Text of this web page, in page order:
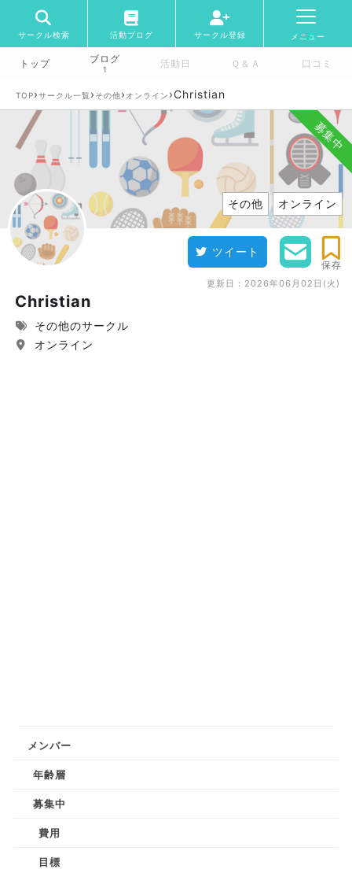
サークル検索 活動ブログ サークル登録 メニュー
トップ ブログ
1 活動日 Ｑ＆Ａ 口コミ
TOP›サークル一覧 › その他› オンライン ›Christian
募集中
その他 オンライン
ツイート
保存
更新日： 2026年06月02日(火)
Christian
その他のサークル
オンライン
メンバー
年齢層
募集中
費用
目標